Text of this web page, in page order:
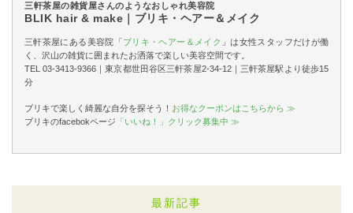
三軒茶屋の雑貨屋さんのようなおしゃれ美容院
BLIK hair & make｜ブリキ・ヘアー＆メイク
三軒茶屋にある美容院「 ブリキ・ヘアー＆メイク 」は女性スタッフだけが働
く、沢山の雑貨に囲まれたお洒落で楽しい美容空間です。
TEL 03-3413-9366｜東京都世田谷区三軒茶屋2-34-12｜三軒茶屋駅より徒歩15
分
ブリキで楽しく綺麗な自分を探そう！ お得なクーポンはこちらから ≫
ブリキのfacebokページ 「いいね！」クリック募集中 ≫
最新記事